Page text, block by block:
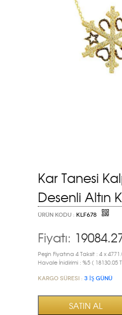
Kar Tanesi
Desenli Altın
ÜRÜN KODU : KLF678
Fiyatı:
Peşin Fiyatına 4 Taksit : 4 x
Havale İnidirimi : %5 ( 18130.05
Kargo Süresi : 3 İŞ GÜNÜ